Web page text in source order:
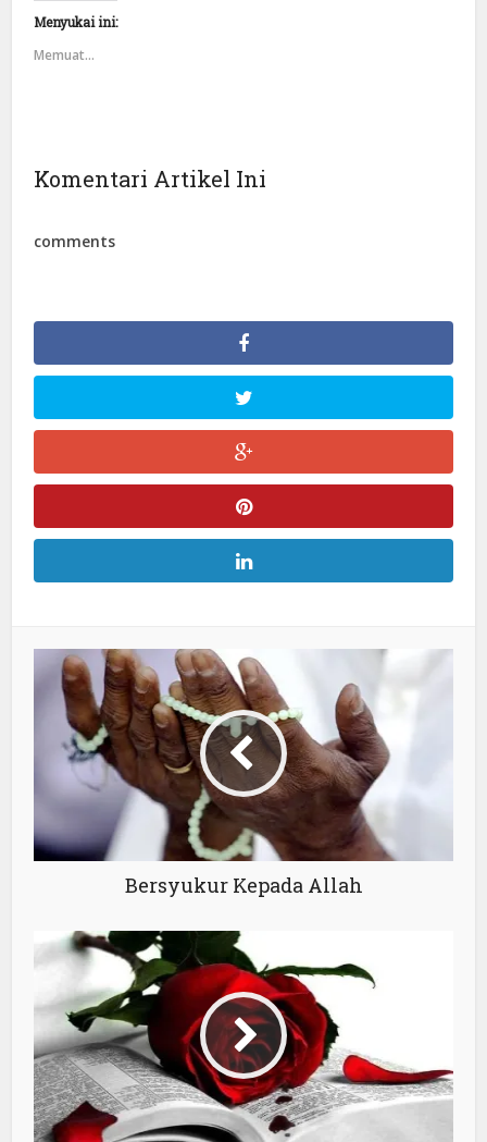
Menyukai ini:
Memuat...
Komentari Artikel Ini
comments
Bersyukur Kepada Allah